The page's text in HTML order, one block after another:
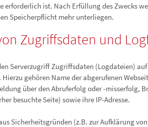
erforderlich ist. Nach Erfüllung des Zwecks
Speicherpflicht mehr unterliegen.
Zugriffsdaten und
Serverzugriff Zugriffsdaten (Logdateien)
Hierzu gehören Name der abgerufenen
über den Abruferfolg oder -misserfolg,
besuchte Seite) sowie ihre IP-Adresse.
Sicherheitsgründen (z.B. zur Aufklärung